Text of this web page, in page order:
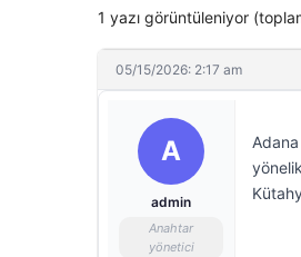
1 yazı görüntüleniyor
05/15/2026: 2:17 am
A
admin
Anahtar
yönetici